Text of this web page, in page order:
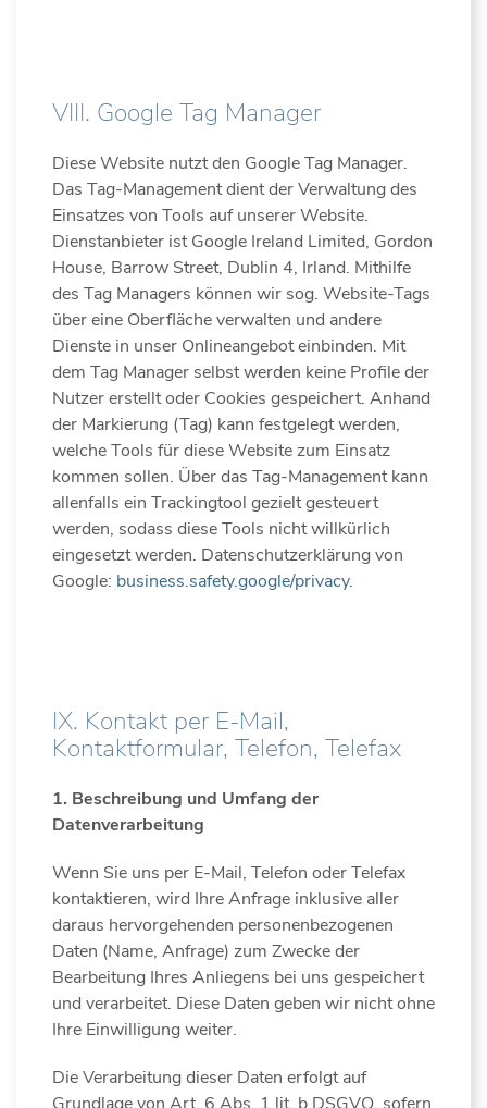
VIII. Google Tag Manager
Diese Website nutzt den Google Tag Manager.
Das Tag-Management dient der Verwaltung des
Einsatzes von Tools auf unserer Website.
Dienstanbieter ist Google Ireland Limited, Gordon
House, Barrow Street, Dublin 4, Irland. Mithilfe
des Tag Managers können wir sog. Website-Tags
über eine Oberfläche verwalten und andere
Dienste in unser Onlineangebot einbinden. Mit
dem Tag Manager selbst werden keine Profile der
Nutzer erstellt oder Cookies gespeichert. Anhand
der Markierung (Tag) kann festgelegt werden,
welche Tools für diese Website zum Einsatz
kommen sollen. Über das Tag-Management kann
allenfalls ein Trackingtool gezielt gesteuert
werden, sodass diese Tools nicht willkürlich
eingesetzt werden. Datenschutzerklärung von
Google: business.safety.google/privacy.
IX. Kontakt per E-Mail,
Kontaktformular, Telefon, Telefax
1. Beschreibung und Umfang der
Datenverarbeitung
Wenn Sie uns per E-Mail, Telefon oder Telefax
kontaktieren, wird Ihre Anfrage inklusive aller
daraus hervorgehenden personenbezogenen
Daten (Name, Anfrage) zum Zwecke der
Bearbeitung Ihres Anliegens bei uns gespeichert
und verarbeitet. Diese Daten geben wir nicht ohne
Ihre Einwilligung weiter.
Die Verarbeitung dieser Daten erfolgt auf